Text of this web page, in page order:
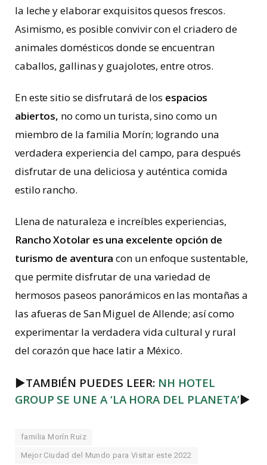
la leche y elaborar exquisitos quesos frescos.
Asimismo, es posible convivir con el criadero de
animales domésticos donde se encuentran
caballos, gallinas y guajolotes, entre otros.
En este sitio se disfrutará de los espacios
abiertos, no como un turista, sino como un
miembro de la familia Morín; logrando una
verdadera experiencia del campo, para después
disfrutar de una deliciosa y auténtica comida
estilo rancho.
Llena de naturaleza e increíbles experiencias,
Rancho Xotolar es una excelente opción de
turismo de aventura con un enfoque sustentable,
que permite disfrutar de una variedad de
hermosos paseos panorámicos en las montañas a
las afueras de San Miguel de Allende; así como
experimentar la verdadera vida cultural y rural
del corazón que hace latir a México.
►TAMBIÉN PUEDES LEER: NH HOTEL
GROUP SE UNE A ‘LA HORA DEL PLANETA’►
familia Morín Ruiz
Mejor Ciudad del Mundo para Visitar este 2022